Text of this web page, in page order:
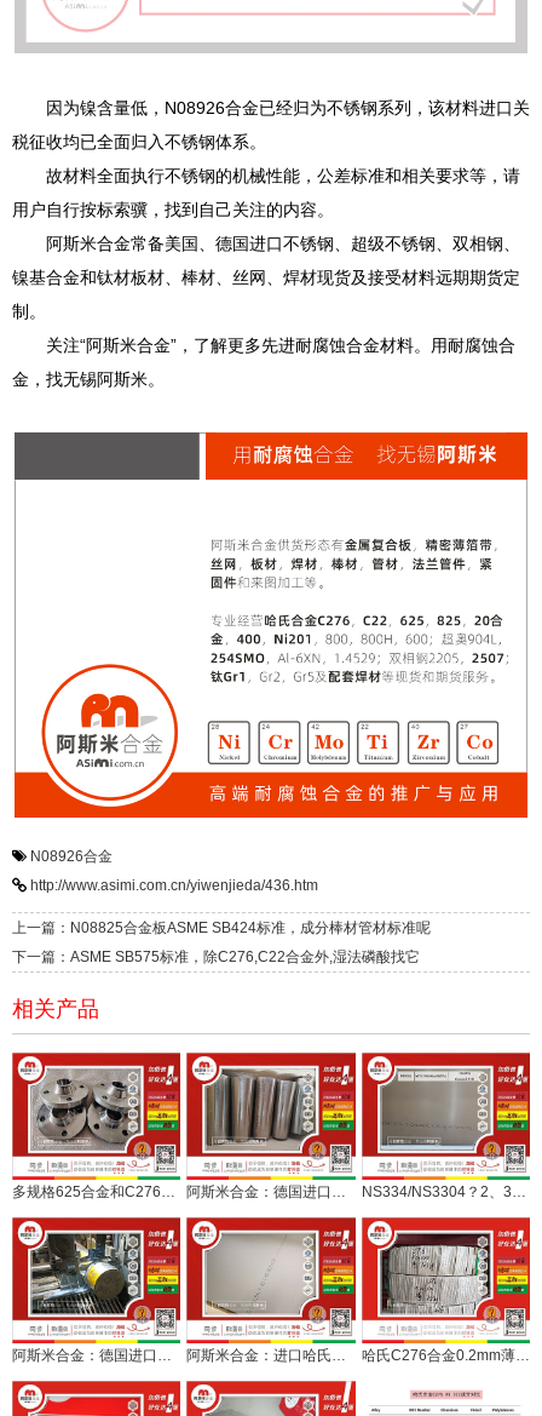
因为镍含量低，N08926合金已经归为不锈钢系列，该材料进口关
税征收均已全面归入不锈钢体系。
故材料全面执行不锈钢的机械性能，公差标准和相关要求等，请
用户自行按标索骥，找到自己关注的内容。
阿斯米合金常备美国、德国进口不锈钢、超级不锈钢、双相钢、
镍基合金和钛材板材、棒材、丝网、焊材现货及接受材料远期期货定
制。
关注“阿斯米合金”，了解更多先进耐腐蚀合金材料。用耐腐蚀合
金，找无锡阿斯米。
N08926合金
http://www.asimi.com.cn/yiwenjieda/436.htm
上一篇：N08825合金板ASME SB424标准，成分棒材管材标准呢
下一篇：ASME SB575标准，除C276,C22合金外,湿法磷酸找它
相关产品
阿斯米合金：德国进口C276合金大直径车光棒下料中 阿斯米合金：进口哈氏C276合金3毫米卷在库可定开 哈氏C276合金0.2mm薄带及0.05mm以上箔带现货供应